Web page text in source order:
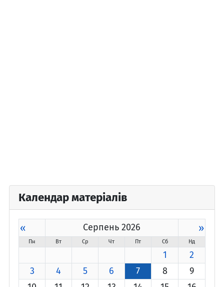
Календар матеріалів
« Серпень 2026 »
Пн Вт Ср Чт Пт Сб Нд
1
2
3
4 5 6 7 8
9